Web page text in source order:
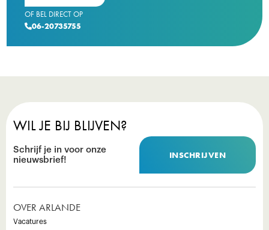
OF BEL DIRECT OP
06-20735755
WIL JE BIJ BLIJVEN?
Schrijf je in voor onze
nieuwsbrief!
INSCHRIJVEN
OVER ARLANDE
Vacatures